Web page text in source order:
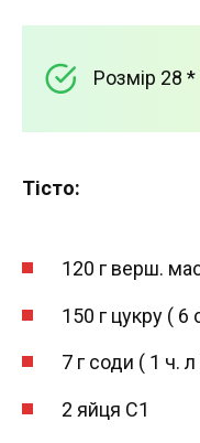
Розмір 28 *
Тісто:
120 г верш.
150 г цукру ( 6
7 г соди ( 1 ч. л
2 яйця С1